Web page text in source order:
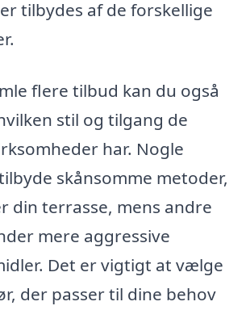
tilbydes af de forskellige
flere tilbud kan du også
stil og tilgang de
har. Nogle
skånsomme metoder,
din terrasse, mens andre
mere aggressive
Det er vigtigt at vælge
der passer til dine behov